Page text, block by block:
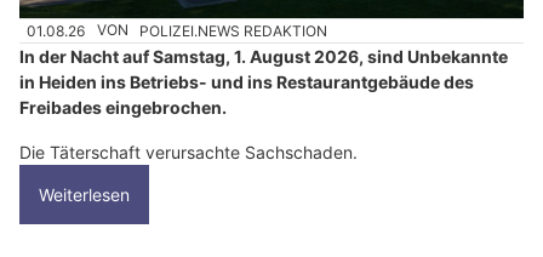
01.08.26 VON POLIZEI.NEWS REDAKTION
In der Nacht auf Samstag, 1. August 2026, sind Unbekannte
in Heiden ins Betriebs- und ins Restaurantgebäude des
Freibades eingebrochen.
Die Täterschaft verursachte Sachschaden.
Weiterlesen